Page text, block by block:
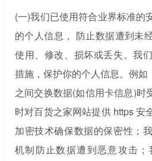
(一)我们已使用符合业界标准的
的个人信息， 防止数据遭到未
使用、修改、损坏或丢失。我
措施，保护你的个人信息。例如
之间交换数据(如信用卡信息)时
时对百货之家网站提供 https 安
加密技术确保数据的保密性；
机制防止数据遭到恶意攻击